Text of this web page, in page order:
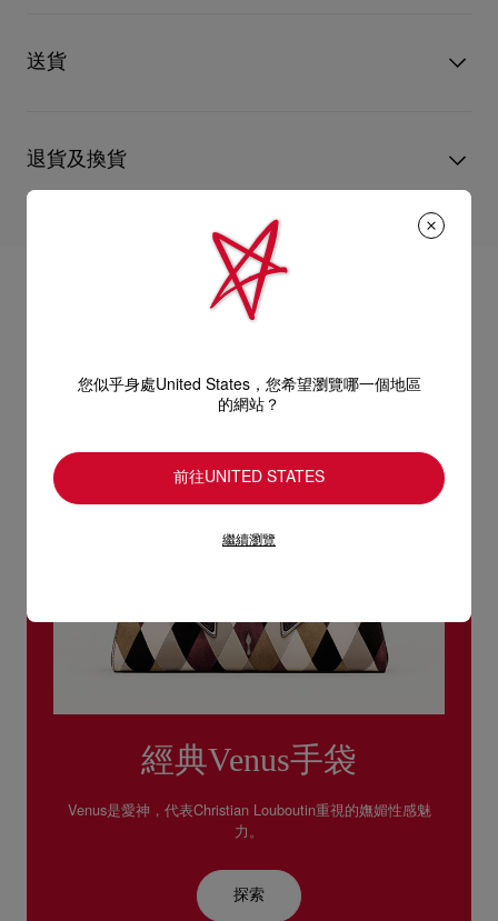
革產品需要深層清潔或保養護理，我們也能為盡應所需，確保您
心儀的設計耐用經年。 請小心護理閃亮皮革產品，以免品質受
送貨
UPS標準服務：3至6個工作天內免費送貨
UPS特快專遞：費用為15英鎊，1至3個工作天內送貨（限下午4
點(GMT+1時間)前下單）
包裹於星期一至五派送，必須簽收。
估計送貨時間由發貨日期起計算。
部分地區可能需要額外的送貨時間。
退貨及換貨
送貨日期起計30天內可以免費退換。
換貨視乎產品存貨而定，請聯絡客戶服務專員。
專門店恕不處理退貨或換貨要求。
退回的產品必須完好無損，紅鞋底亦沒有任何污漬。
經典Venus手袋
Venus是愛神，代表Christian Louboutin重視的嫵媚性感魅
力。
探索
您似乎身處United States，您希望瀏覽哪一個地區
的網站？
前往UNITED STATES
繼續瀏覽